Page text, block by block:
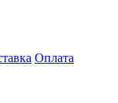
Оплата